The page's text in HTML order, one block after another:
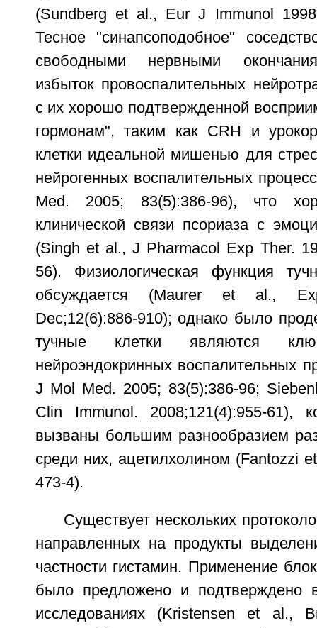
(Sundberg et al., Eur J Immunol
Тесное "синапсоподобное"
свободными нервными
избыток провоспалительных
с их хорошо подтвержденной
гормонам", таким как CRH и
клетки идеальной мишенью для
нейрогенных воспалительных
Med. 2005; 83(5):386-96), что
клинической связи псориаза с
(Singh et al., J Pharmacol Exp Ther.
56). Физиологическая функция
обсуждается (Maurer et al.,
Dec;12(6):886-910); однако было
тучные клетки являются
нейроэндокринных воспалительных
J Mol Med. 2005; 83(5):386-96;
Clin Immunol. 2008;121(4):955-61),
вызваны большим разнообразием
среди них, ацетилхолином (Fantozzi
473-4).
Существует нескольких
направленных на продукты
частности гистамин. Применение
было предложено и подтверждено
исследованиях (Kristensen et al.,